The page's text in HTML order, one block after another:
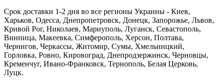
Срок доставки 1-2 дня во все регионы Украины - Киев,
Харьков, Одесса, Днепропетровск, Донецк, Запорожье, Львов,
Кривой Рог, Николаев, Мариуполь, Луганск, Севастополь,
Винница, Макеевка, Симферополь, Херсон, Полтава,
Чернигов, Черкассы, Житомир, Сумы, Хмельницкий,
Горловка, Ровно, Кировоград, Днепродзержинск, Черновцы,
Кременчуг, Ивано-Франковск, Тернополь, Белая Церковь,
Луцк.